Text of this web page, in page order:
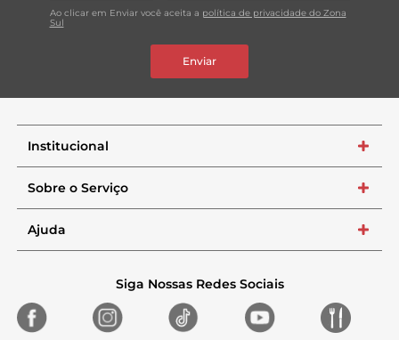
Ao clicar em Enviar você aceita a política de privacidade do Zona
Sul
Enviar
Institucional +
Sobre o Serviço +
Ajuda +
Siga Nossas Redes Sociais